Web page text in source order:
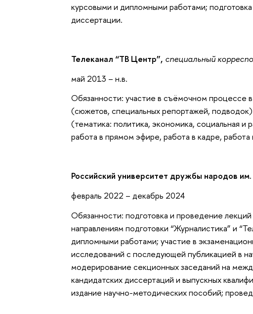
курсовыми и дипломными работами;
диссертации.
Телеканал “ТВ Центр”, специальный
май 2013 – н.в.
Обязанности: участие в съёмочном процессе
(сюжетов, специальных репортажей,
(тематика: политика, экономика, социальная и
работа в прямом эфире, работа в кадре, работа
Российский университет дружбы народов
февраль 2022 – декабрь 2024
Обязанности: подготовка и проведение
направлениям подготовки “Журналистика” и
дипломными работами; участие в
исследований с последующей публикацией в
модерирование секционных заседаний на
кандидатских диссертаций и выпускных
издание научно-методических пособий;